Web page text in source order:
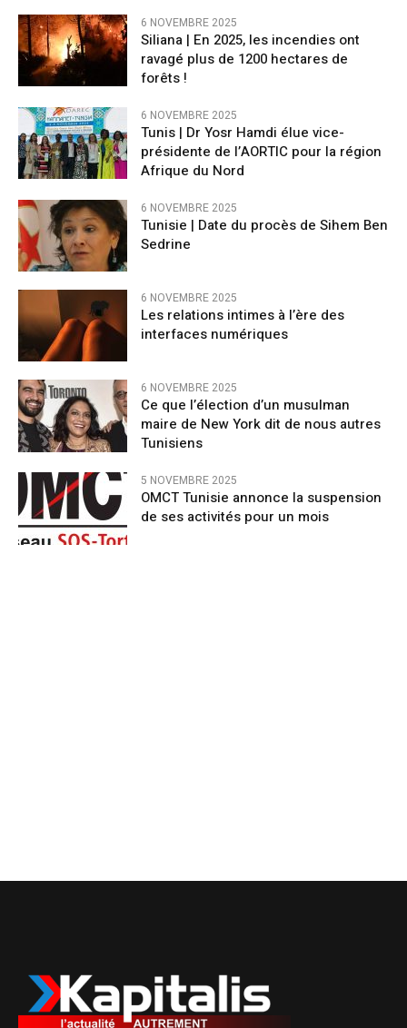
6 NOVEMBRE 2025
Siliana | En 2025, les incendies ont
ravagé plus de 1200 hectares de
forêts !
6 NOVEMBRE 2025
Tunis | Dr Yosr Hamdi élue vice-
présidente de l’AORTIC pour la région
Afrique du Nord
6 NOVEMBRE 2025
Tunisie | Date du procès de Sihem Ben
Sedrine
6 NOVEMBRE 2025
Les relations intimes à l’ère des
interfaces numériques
6 NOVEMBRE 2025
Ce que l’élection d’un musulman
maire de New York dit de nous autres
Tunisiens
5 NOVEMBRE 2025
OMCT Tunisie annonce la suspension
de ses activités pour un mois